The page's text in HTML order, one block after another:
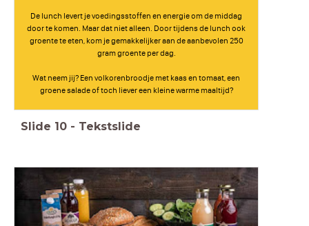
De lunch levert je voedingsstoffen en energie om de middag
door te komen. Maar dat niet alleen. Door tijdens de lunch ook
groente te eten, kom je gemakkelijker aan de aanbevolen 250
gram groente per dag.
Wat neem jij? Een volkorenbroodje met kaas en tomaat, een
groene salade of toch liever een kleine warme maaltijd?
Slide 10 - Tekstslide